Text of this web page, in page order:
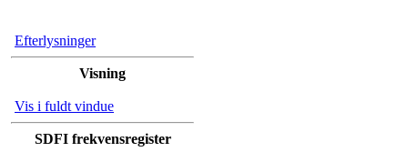
Efterlysninger
Visning
Vis i fuldt vindue
SDFI frekvensregister